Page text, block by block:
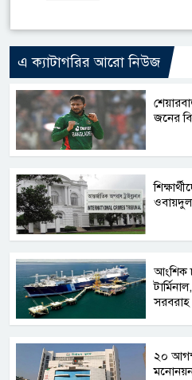
এ ক্যাটাগরির আরো নিউজ
জনের
আংশিক
সরবরাহ
২০